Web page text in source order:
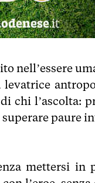
nell’essere
chi l’ascolta:
superare
mettersi in